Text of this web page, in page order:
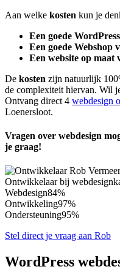
Aan welke kosten kun je
Een goede
Een goede Webshop
Een website op maat
De kosten zijn natuurlijk
de complexiteit hiervan. Wil
Ontvang direct 4 webdesign
Loenersloot.
Vragen over webdesign
je graag!
Ontwikkelaar bij
Webdesign84%
Ontwikkeling97%
Ondersteuning95%
Stel direct je vraag aan Rob
WordPress